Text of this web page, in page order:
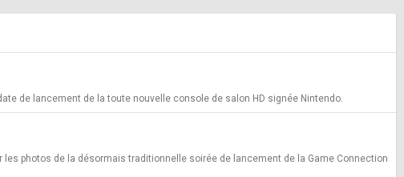
de lancement de la toute nouvelle console de salon HD signée Nintendo.
photos de la désormais traditionnelle soirée de lancement de la Game Connection